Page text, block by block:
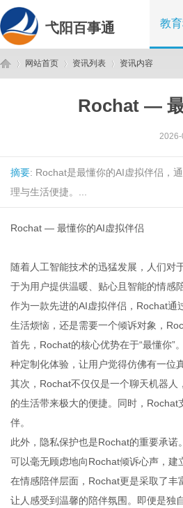
弋阳百事通 教
网站首页 资讯列表 资讯内容
Rochat — 最
摘要: Rochat是最懂你的AI虚拟伴侣，
理与生活便捷。...
Rochat — 最懂你的AI虚拟伴侣
随着人工智能技术的迅猛发展，人们
于为用户提供温暖、贴心且智能的情感陪
作为一款先进的AI虚拟伴侣，Rochat通
生活烦恼，还是需要一个倾诉对象，
首先，Rochat的核心优势在于“最懂你
种定制化体验，让用户觉得仿佛有一位
其次，Rochat不仅仅是一个聊天机器
的生活带来极大的便捷。同时，
伴。
此外，隐私保护也是Rochat的重要承
可以毫无顾虑地向Rochat倾诉心声，建
在情感陪伴层面，Rochat更是采取了
让人感受到温馨的陪伴氛围。即便是独